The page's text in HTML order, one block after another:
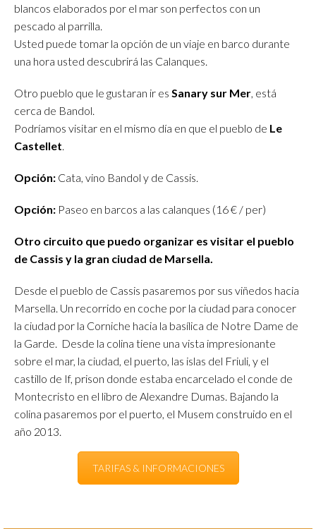
blancos elaborados por el mar son perfectos con un
pescado al parrilla.
Usted puede tomar la opción de un viaje en barco durante
una hora usted descubrirá las Calanques.
Otro pueblo que le gustaran ir es Sanary sur Mer , está
cerca de Bandol.
Podríamos visitar en el mismo día en que el pueblo de Le
Castellet
Opción: Cata, vino Bandol y de Cassis.
Opción: Paseo en barcos a las calanques (16 € / per)
Otro circuito que puedo organizar es visitar el pueblo
de Cassis y la gran ciudad de Marsella.
Desde el pueblo de Cassis pasaremos por sus viñedos hacia
Marsella. Un recorrido en coche por la ciudad para conocer
la ciudad por la Corniche hacia la basílica de Notre Dame de
la Garde. Desde la colina tiene una vista impresionante
sobre el mar, la ciudad, el puerto, las islas del Friuli, y el
castillo de If, prison donde estaba encarcelado el conde de
Montecristo en el libro de Alexandre Dumas. Bajando la
colina pasaremos por el puerto, el Musem construido en el
año 2013.
TARIFAS & INFORMACIONES